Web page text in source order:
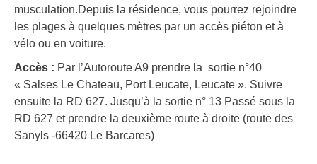
musculation.Depuis la résidence, vous pourrez rejoindre
les plages à quelques mètres par un accès piéton et à
vélo ou en voiture.
Accès : Par l’Autoroute A9 prendre la sortie n°40
« Salses Le Chateau, Port Leucate, Leucate ». Suivre
ensuite la RD 627. Jusqu’à la sortie n° 13 Passé sous la
RD 627 et prendre la deuxième route à droite (route des
Sanyls -66420 Le Barcares)